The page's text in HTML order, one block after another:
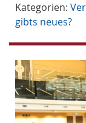
Kategorien:
gibts neues?